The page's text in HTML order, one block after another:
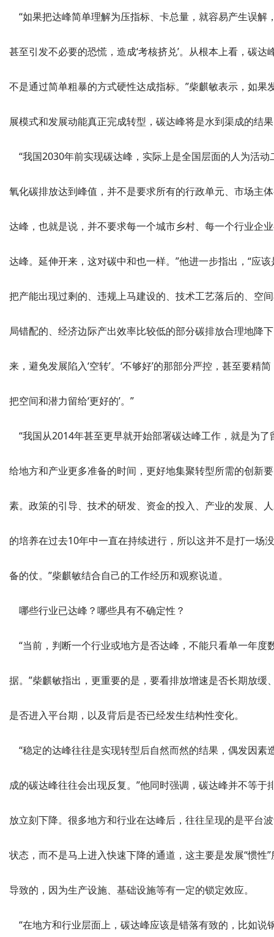
“如果把达峰简单理解为压指标、卡总量，就容易产生误解
甚至引发不必要的恐慌，造成‘考核挤兑’。从根本上看，碳达
不是通过简单粗暴的方式硬性达成指标。”柴麒敏表示，如果
展模式和发展动能真正完成转型，碳达峰将是水到渠成的结
“我国2030年前实现碳达峰，实际上是全国层面的人为活动
氧化碳排放达到峰值，并不是要求所有的行政单元、市场主
达峰，也就是说，并不要求每一个城市乡村、每一个行业企
达峰。延伸开来，这对碳中和也一样。”他进一步指出，“应该
把产能出现过剩的、违规上马建设的、技术工艺落后的、空
局错配的、经济边际产出效率比较低的部分碳排放合理地降下
来，避免发展陷入‘空转’。‘不够好’的那部分严控，甚至要精简
把空间和潜力留给‘更好的’。”
“我国从2014年甚至更早就开始部署碳达峰工作，就是为了
给地方和产业更多准备的时间，更好地集聚转型所需的创新要
素。政策的引导、技术的研发、资金的投入、产业的发展、
的培养在过去10年中一直在持续进行，所以这并不是打一场
备的仗。”柴麒敏结合自己的工作经历和观察说道。
哪些行业已达峰？哪些具有不确定性？
“当前，判断一个行业或地方是否达峰，不能只看单一年度
据。”柴麒敏指出，更重要的是，要看排放增速是否长期放缓
是否进入平台期，以及背后是否已经发生结构性变化。
“稳定的达峰往往是实现转型后自然而然的结果，偶发因素
成的碳达峰往往会出现反复。”他同时强调，碳达峰并不等于
放立刻下降。很多地方和行业在达峰后，往往呈现的是平台
状态，而不是马上进入快速下降的通道，这主要是发展“惯性”
导致的，因为生产设施、基础设施等有一定的锁定效应。
“在地方和行业层面上，碳达峰应该是错落有致的，比如说